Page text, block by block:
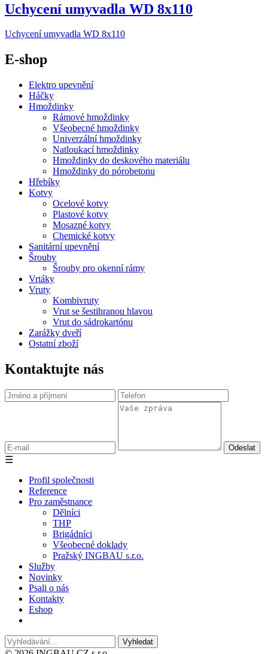
Uchycení umyvadla WD 8x110
Uchycení umyvadla WD 8x110
E-shop
Elektro upevnění
Háčky
Hmoždinky
Rámové hmoždinky
Všeobecné hmoždinky
Univerzální hmoždinky
Natloukací hmoždinky
Hmoždinky do deskového materiálu
Hmoždinky do pórobetonu
Hřebíky
Kotvy
Ocelové kotvy
Plastové kotvy
Mosazné kotvy
Chemické kotvy
Sanitární upevnění
Šrouby
Šrouby pro okenní rámy
Vrtáky
Vruty
Kombivruty
Vrut se šestihranou hlavou
Vrut do sádrokartónu
Zarážky dveří
Ostatní zboží
Kontaktujte nás
☰
Profil společnosti
Reference
Pro zaměstnance
Dělníci
THP
Brigádníci
Všeobecné doklady
Pražský INGBAU s.r.o.
Služby
Novinky
Psali o nás
Kontakty
Eshop